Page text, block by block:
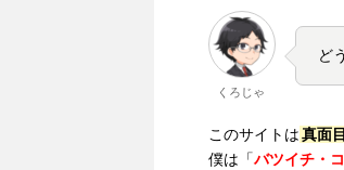
くろじゃ
ど
このサイトは真面
僕は「バツイチ・